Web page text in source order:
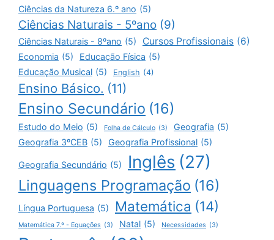
Ciências da Natureza 6.º ano (5)
Ciências Naturais - 5ºano (9)
Ciências Naturais - 8ºano (5) Cursos Profissionais (6)
Economia (5) Educação Física (5)
Educação Musical (5) English (4)
Ensino Básico. (11)
Ensino Secundário (16)
Estudo do Meio (5) Folha de Cálculo (3) Geografia (5)
Geografia 3ºCEB (5) Geografia Profissional (5)
Geografia Secundário (5) Inglês (27)
Linguagens Programação (16)
Língua Portuguesa (5) Matemática (14)
Matemática 7.º - Equações (3) Natal (5) Necessidades (3)